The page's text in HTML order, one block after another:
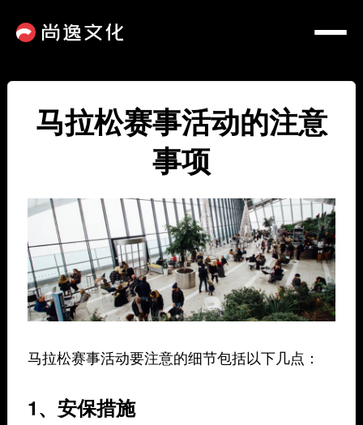
马拉松赛事活动的注意
事项
马拉松赛事活动要注意的细节包括以下几点：
1、安保措施